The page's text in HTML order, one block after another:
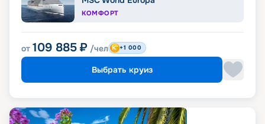
КОМФОРТ
от 109 885 ₽ /чел +1 000
Выбрать круиз